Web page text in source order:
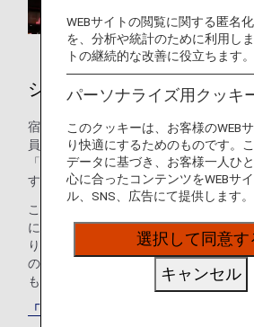
シカゴのホテル
宿泊施設のご予約はお済みですか？
員のお客様は、世界の約100万軒のホテ
「ANAワールドホテル」サービスを使
することができます。
このサービスを使えば、ANAマイレー
にログインして最適なホテルを選ぶだ
り使ったりできます。ご家族でプール
の方も、ご出張のニーズにお応えするホ
も、最適な「もうひとつの我が家」が見
「ANAワールドホテル」サービスでホ
WEBサイトの閲覧に関する匿名
を、分析や統計のために利用し
トの継続的な改善に役立ちます。
パーソナライズ用クッキ
このクッキーは、お客様のWEB
り快適にするためのものです。
データに基づき、お客様一人ひ
心に合ったコンテンツをWEBサ
ル、SNS、広告にて提供します。
選択して同意す
キャンセル